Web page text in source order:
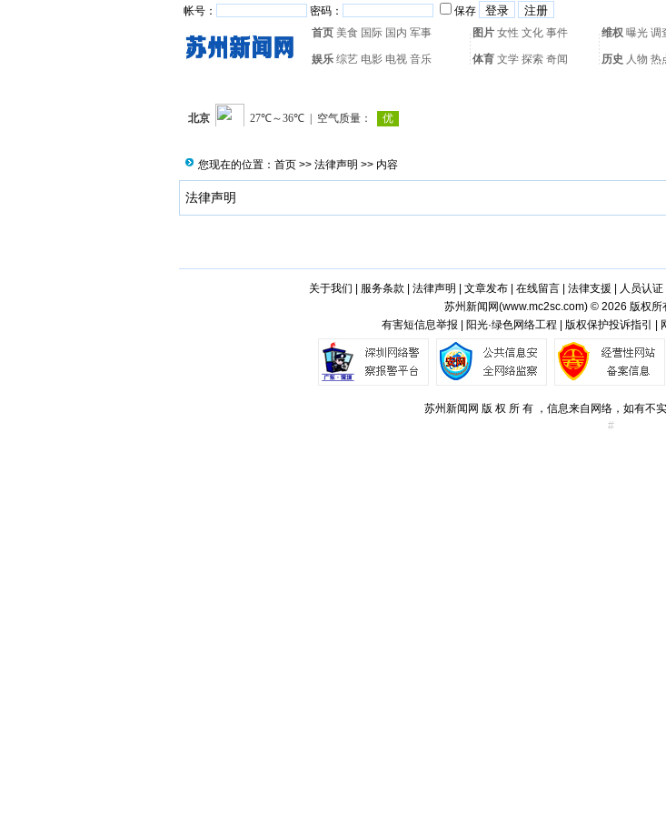
帐号： 密码： 保存
首页 美食 国际 国内 军事 图片 女性 文化 事件 维权 曝光 调
娱乐 综艺 电影 电视 音乐 体育 文学 探索 奇闻 历史 人物 热
您现在的位置： 首页 >> 法律声明 >> 内容
法律声明
关于我们 服务条款 法律声明 文章发布| 在线留言| 法律支援 人员认证|
苏州新闻网(www.mc2sc.com) © 2026 版权所
有害短信息举报 | 阳光·绿色网络工程 | 版权保护投诉指引 |
苏州新闻网 版 权 所 有 ，信息来自网络，如有不
#